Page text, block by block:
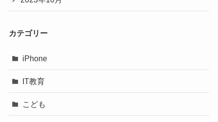
カテゴリー
iPhone
IT教育
こども